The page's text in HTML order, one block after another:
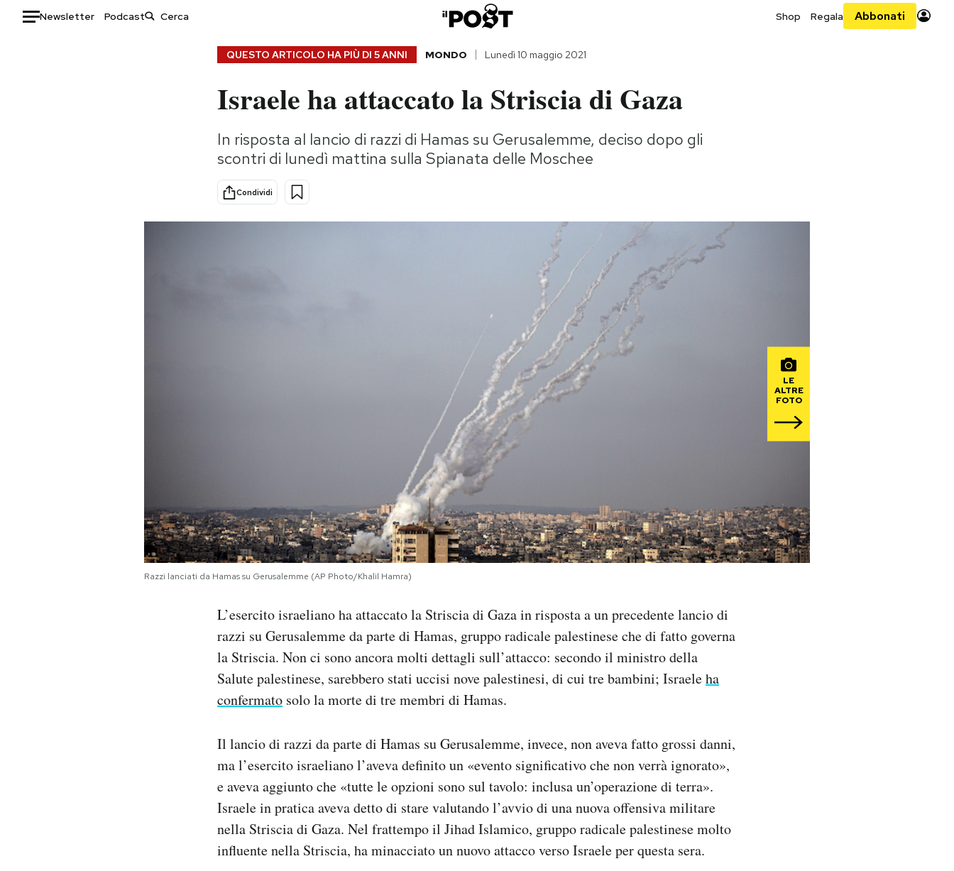
Newsletter Podcast Shop Regala Abbonati
Consumismi
Storie/Idee
Ok Boomer!
Media
AREA PERSONALE
QUESTO ARTICOLO HA PIÙ DI 5 ANNI MONDO Lunedì 10 maggio 2021
Israele ha attaccato la Striscia di Gaza
In risposta al lancio di razzi di Hamas su Gerusalemme, deciso dopo gli
scontri di lunedì mattina sulla Spianata delle Moschee
Condividi
LE
ALTRE
FOTO
Razzi lanciati da Hamas su Gerusalemme (AP Photo/Khalil Hamra)
L’esercito israeliano ha attaccato la Striscia di Gaza in risposta a un precedente lancio di
razzi su Gerusalemme da parte di Hamas, gruppo radicale palestinese che di fatto governa
la Striscia. Non ci sono ancora molti dettagli sull’attacco: secondo il ministro della
Salute palestinese, sarebbero stati uccisi nove palestinesi, di cui tre bambini; Israeleha
confermato solo la morte di tre membri di Hamas.
Il lancio di razzi da parte di Hamas su Gerusalemme, invece, non aveva fatto grossi danni,
ma l’esercito israeliano l’aveva definito un «evento significativo che non verrà ignorato»,
e aveva aggiunto che «tutte le opzioni sono sul tavolo: inclusa un’operazione di terra».
Israele in pratica aveva detto di stare valutando l’avvio di una nuova offensiva militare
nella Striscia di Gaza. Nel frattempo il Jihad Islamico, gruppo radicale palestinese molto
influente nella Striscia, ha minacciato un nuovo attacco verso Israele per questa sera.